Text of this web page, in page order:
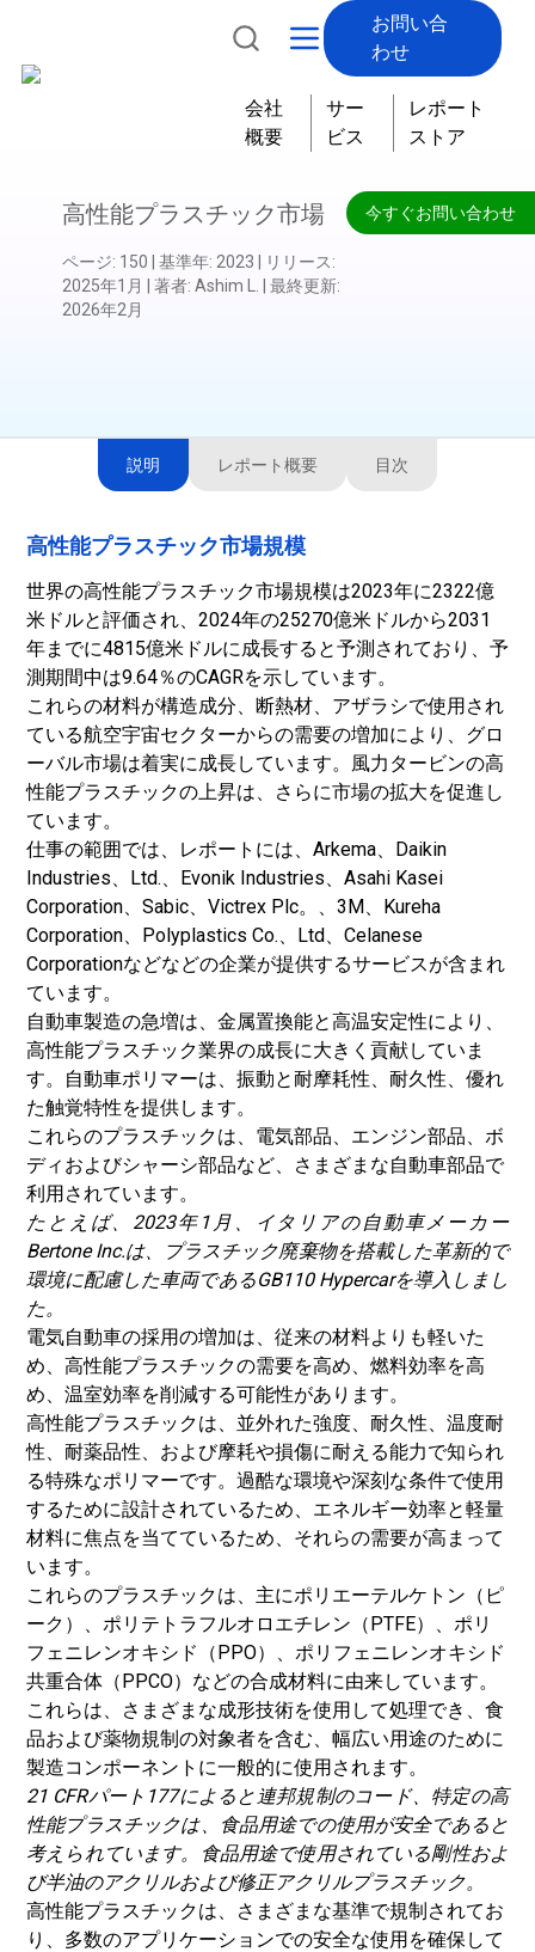
お問い合
わせ
会社
概要
サー
ビス
レポート
ストア
今すぐお問い合わせ
高性能プラスチック市場
ページ: 150 基準年: 2023 リリース:
2025年1月
著者: Ashim L. 最終更新:
2026年2月
説明 レポート概要 目次
高性能プラスチック市場規模
世界の高性能プラスチック市場規模は2023年に2322億
米ドルと評価され、2024年の25270億米ドルから2031
年までに4815億米ドルに成長すると予測されており、予
測期間中は9.64％のCAGRを示しています。
これらの材料が構造成分、断熱材、アザラシで使用され
ている航空宇宙セクターからの需要の増加により、グロ
ーバル市場は着実に成長しています。風力タービンの高
性能プラスチックの上昇は、さらに市場の拡大を促進し
ています。
仕事の範囲では、レポートには、Arkema、Daikin
Industries、Ltd.、Evonik Industries、Asahi Kasei
Corporation、Sabic、Victrex Plc。、3M、Kureha
Corporation、Polyplastics Co.、Ltd、Celanese
Corporationなどなどの企業が提供するサービスが含まれ
ています。
自動車製造の急増は、金属置換能と高温安定性により、
高性能プラスチック業界の成長に大きく貢献していま
す。自動車ポリマーは、振動と耐摩耗性、耐久性、優れ
た触覚特性を提供します。
これらのプラスチックは、電気部品、エンジン部品、ボ
ディおよびシャーシ部品など、さまざまな自動車部品で
利用されています。
たとえば、2023年1月、イタリアの自動車メーカー
Bertone Inc.は、プラスチック廃棄物を搭載した革新的で
環境に配慮した車両であるGB110 Hypercarを導入しまし
た。
電気自動車の採用の増加は、従来の材料よりも軽いた
め、高性能プラスチックの需要を高め、燃料効率を高
め、温室効率を削減する可能性があります。
高性能プラスチックは、並外れた強度、耐久性、温度耐
性、耐薬品性、および摩耗や損傷に耐える能力で知られ
る特殊なポリマーです。過酷な環境や深刻な条件で使用
するために設計されているため、エネルギー効率と軽量
材料に焦点を当てているため、それらの需要が高まって
います。
これらのプラスチックは、主にポリエーテルケトン（ピ
ーク）、ポリテトラフルオロエチレン（PTFE）、ポリ
フェニレンオキシド（PPO）、ポリフェニレンオキシド
共重合体（PPCO）などの合成材料に由来しています。
これらは、さまざまな成形技術を使用して処理でき、食
品および薬物規制の対象者を含む、幅広い用途のために
製造コンポーネントに一般的に使用されます。
21 CFRパート177によると連邦規制のコード、特定の高
性能プラスチックは、食品用途での使用が安全であると
考えられています。食品用途で使用されている剛性およ
び半油のアクリルおよび修正アクリルプラスチック。
高性能プラスチックは、さまざまな基準で規制されてお
り、多数のアプリケーションでの安全な使用を確保して